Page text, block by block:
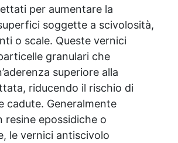
per aumentare la
soggette a scivolosità,
o scale. Queste vernici
granulari che
superiore alla
riducendo il rischio di
cadute. Generalmente
resine epossidiche o
le vernici antiscivolo